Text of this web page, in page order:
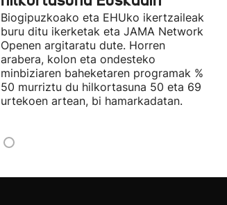
Biogipuzkoako eta EHUko ikertzaileak
buru ditu ikerketak eta JAMA Network
Openen argitaratu dute. Horren
arabera, kolon eta ondesteko
minbiziaren baheketaren programak %
50 murriztu du hilkortasuna 50 eta 69
urtekoen artean, bi hamarkadatan.